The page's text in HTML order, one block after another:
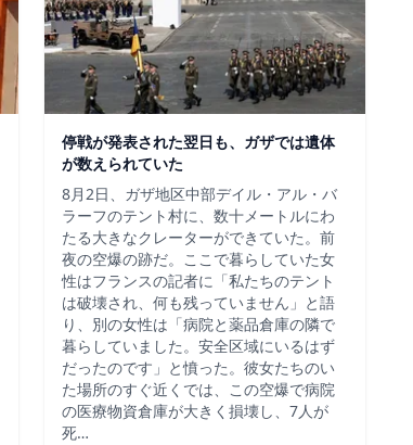
停戦が発表された翌日も、ガザでは遺体
が数えられていた
8月2日、ガザ地区中部デイル・アル・バ
ラーフのテント村に、数十メートルにわ
たる大きなクレーターができていた。前
夜の空爆の跡だ。ここで暮らしていた女
性はフランスの記者に「私たちのテント
は破壊され、何も残っていません」と語
り、別の女性は「病院と薬品倉庫の隣で
暮らしていました。安全区域にいるはず
だったのです」と憤った。彼女たちのい
た場所のすぐ近くでは、この空爆で病院
の医療物資倉庫が大きく損壊し、7人が
死…